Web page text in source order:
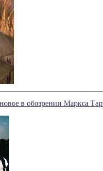
в обозрении Маркса